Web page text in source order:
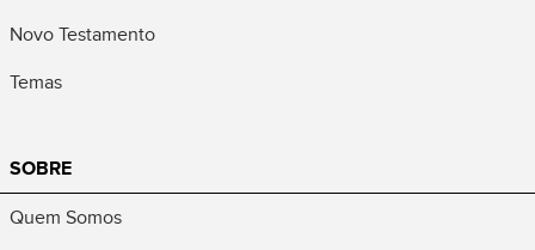
Novo Testamento
Temas
SOBRE
Quem Somos